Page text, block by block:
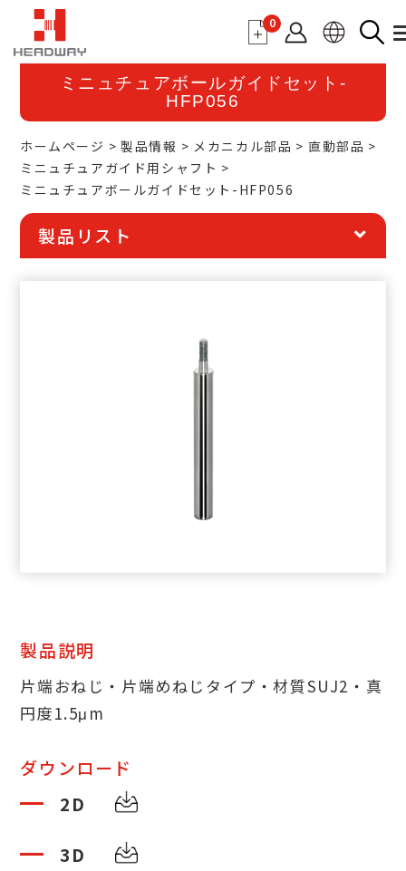
0
ミニュチュアボールガイドセット-
HFP056
ホームページ 製品情報 メカニカル部品
直動部品
ミニュチュアガイド用シャフト
ミニュチュアボールガイドセット-HFP056
製品リスト
製品説明
片端おねじ・片端めねじタイプ・材質SUJ2・真
円度1.5μm
ダウンロード
2D
3D